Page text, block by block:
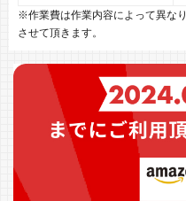
※作業費は作業内容によって異な
させて頂きます。